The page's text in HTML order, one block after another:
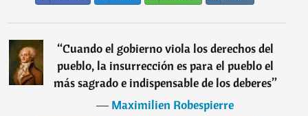
“Cuando el gobierno viola los derechos del
pueblo, la insurrección es para el pueblo el
más sagrado e indispensable de los deberes”
―Maximilien Robespierre